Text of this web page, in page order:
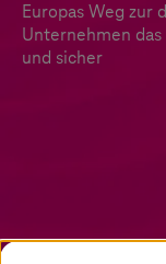
Europas Weg zur
Unternehmen
und sicher